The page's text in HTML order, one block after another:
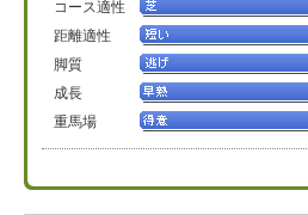
コース適性
距離適性
脚質
成長
重馬場